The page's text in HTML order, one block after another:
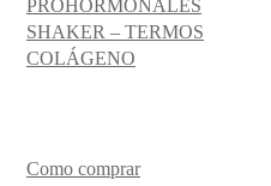
PROHORMONALES
SHAKER – TERMOS
COLÁGENO
Como comprar